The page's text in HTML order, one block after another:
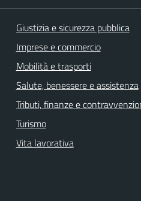
Giustizia e sicurezza pubblica
Imprese e commercio
Mobilità e trasporti
Salute, benessere e assistenza
Tributi, finanze e
Turismo
Vita lavorativa